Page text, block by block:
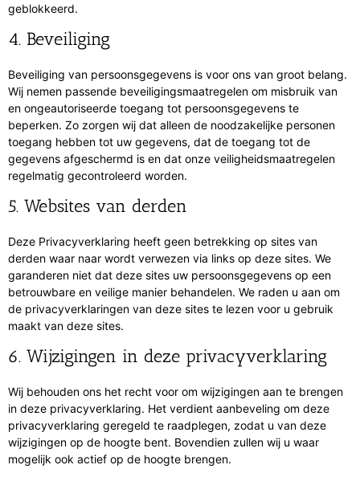
geblokkeerd.
4. Beveiliging
Beveiliging van persoonsgegevens is voor ons van groot belang.
Wij nemen passende beveiligingsmaatregelen om misbruik van
en ongeautoriseerde toegang tot persoonsgegevens te
beperken. Zo zorgen wij dat alleen de noodzakelijke personen
toegang hebben tot uw gegevens, dat de toegang tot de
gegevens afgeschermd is en dat onze veiligheidsmaatregelen
regelmatig gecontroleerd worden.
5. Websites van derden
Deze Privacyverklaring heeft geen betrekking op sites van
derden waar naar wordt verwezen via links op deze sites. We
garanderen niet dat deze sites uw persoonsgegevens op een
betrouwbare en veilige manier behandelen. We raden u aan om
de privacyverklaringen van deze sites te lezen voor u gebruik
maakt van deze sites.
6. Wijzigingen in deze privacyverklaring
Wij behouden ons het recht voor om wijzigingen aan te brengen
in deze privacyverklaring. Het verdient aanbeveling om deze
privacyverklaring geregeld te raadplegen, zodat u van deze
wijzigingen op de hoogte bent. Bovendien zullen wij u waar
mogelijk ook actief op de hoogte brengen.